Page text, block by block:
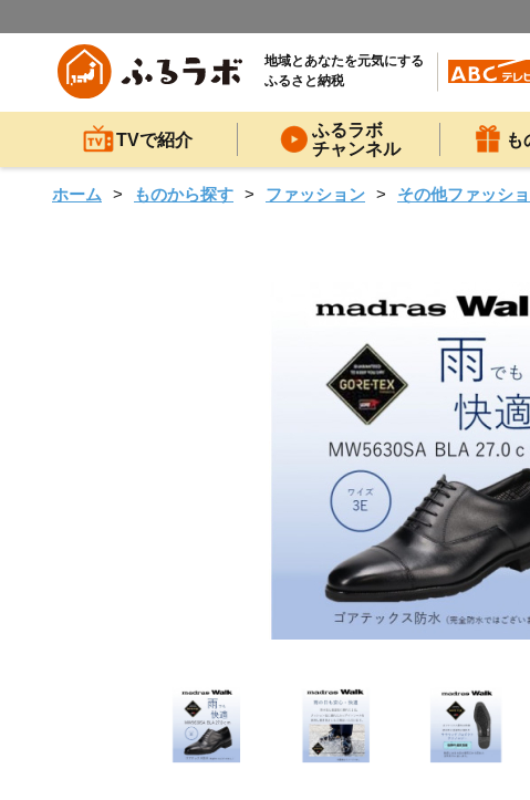
地域とあなたを元気にする
ふるさと納税
TVで紹介
ふるラボ
チャンネル
も
ホーム ものから探す ファッション その他ファッシ